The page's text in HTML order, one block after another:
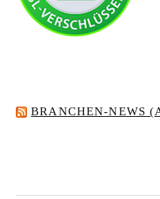
BRANCHEN-NEWS